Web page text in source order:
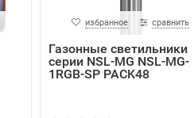
избранное сравнить
Газонные светильники
серии NSL-MG NSL-MG-
1RGB-SP PACK48